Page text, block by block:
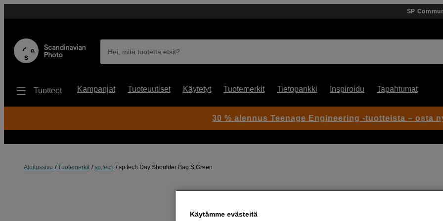
SP
Hei, mitä tuotetta etsit?
Tuotteet Kampanjat Tuoteuutiset Käytetyt Tuotemerkit Tietopankki Inspiroidu Tapahtumat
Aloitussivu Tuotemerkit sp.tech sp.tech Day Shoulder Bag S Green
30 % alennus Teenage Engineering -tuotteista – osta
Käytämme evästeitä